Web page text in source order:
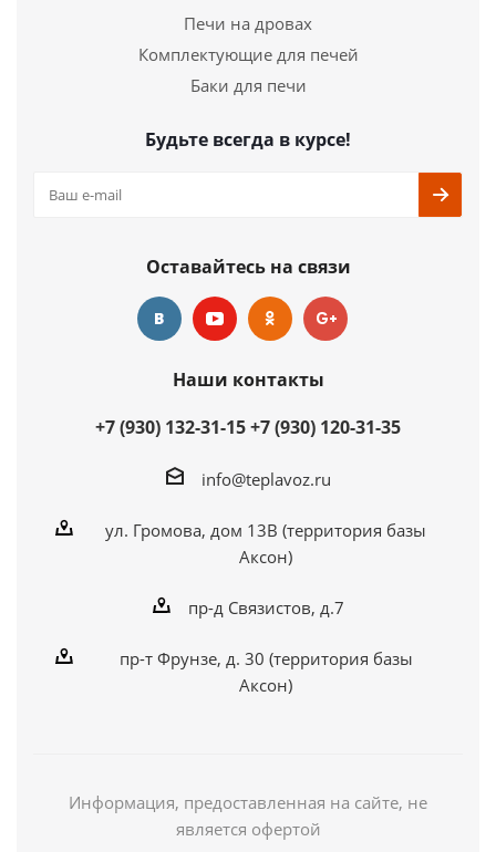
Печи на дровах
Комплектующие для печей
Баки для печи
Будьте всегда в курсе!
Оставайтесь на связи
Наши контакты
+7 (930) 132-31-15+7 (930) 120-31-35
info@teplavoz.ru
ул. Громова, дом 13В (территория базы
Аксон)
пр-д Связистов, д.7
пр-т Фрунзе, д. 30 (территория базы
Аксон)
Информация, предоставленная на сайте, не
является офертой